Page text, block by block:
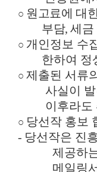
○ 원고료에 대
부담,세금
○ 개인정보 수
한하여 정
○ 제출된 서류
사실이
이후라도
○ 당선작 홍보
- 당선작은 진
제공하
메일링